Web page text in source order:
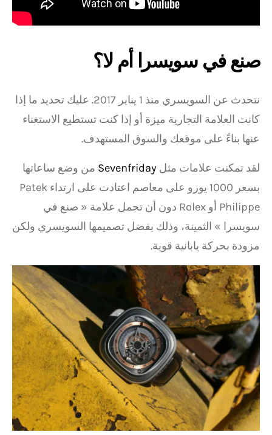
صنع في سويسرا أم لا؟
نتحدث عن السويسري منذ 1 يناير 2017. عليك تحديد ما إذا
كانت العلامة التجارية ميزة أو إذا كنت تستطيع الاستغناء
عنها بناءً على موقعك والسوق المستهدف.
لقد تمكنت علامات مثل Sevenfriday من وضع ساعاتها
بسعر 1000 يورو على معاصم اعتادت على ارتداء Patek
Philippe أو Rolex دون أن تحمل علامة « صنع في
سويسرا » الثمينة، وذلك بفضل تصميمها السويسري ولكن
مزودة بحركة يابانية قوية.